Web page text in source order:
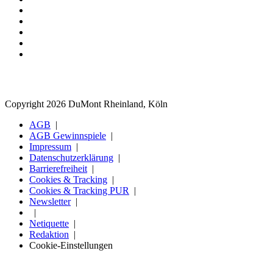
Copyright 2026 DuMont Rheinland, Köln
AGB
AGB Gewinnspiele
Impressum
Datenschutzerklärung
Barrierefreiheit
Cookies & Tracking
Cookies & Tracking PUR
Newsletter
Netiquette
Redaktion
Cookie-Einstellungen